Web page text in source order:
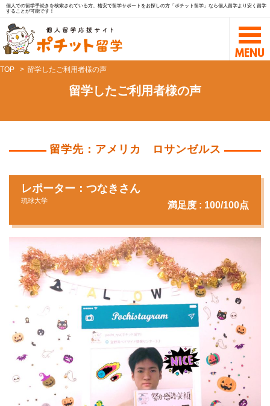
個人での留学手続きを検索されている方、格安で留学サポートをお探しの方「ポチット留学」なら個人留学より安く留学
することが可能です！
TOP 留学したご利用者様の声
留学したご利用者様の声
留学先：アメリカ ロサンゼルス
レポーター：つなきさん
琉球大学 満足度 : 100/100点